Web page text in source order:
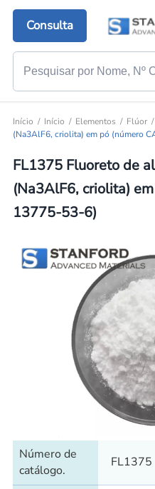
Consulta
Início Início Elementos Flúor
(Na3AlF6, criolita) em pó (número
FL1375 Fluoreto de
(Na3AlF6, criolita)
13775-53-6)
Número de
catálogo.
FL1375